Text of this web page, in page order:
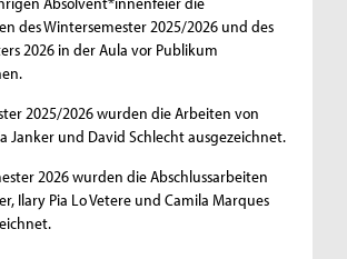
des Wintersemester 2025/2026 und des
2026 in der Aula vor Publikum
2025/2026 wurden die Arbeiten von
Janker und David Schlecht ausgezeichnet.
2026 wurden die Abschlussarbeiten
Ilary Pia Lo Vetere und Camila Marques